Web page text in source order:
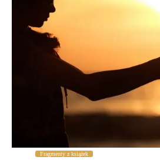
Fragmenty z książek